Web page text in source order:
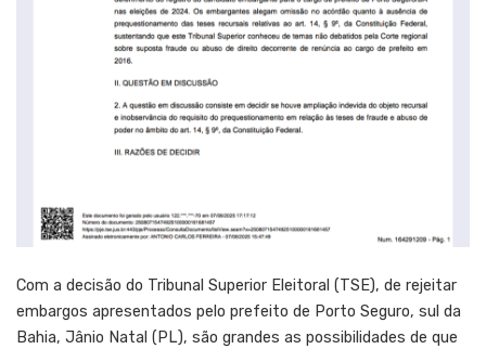
Com a decisão do Tribunal Superior Eleitoral (TSE), de rejeitar
embargos apresentados pelo prefeito de Porto Seguro, sul da
Bahia, Jânio Natal (PL), são grandes as possibilidades de que